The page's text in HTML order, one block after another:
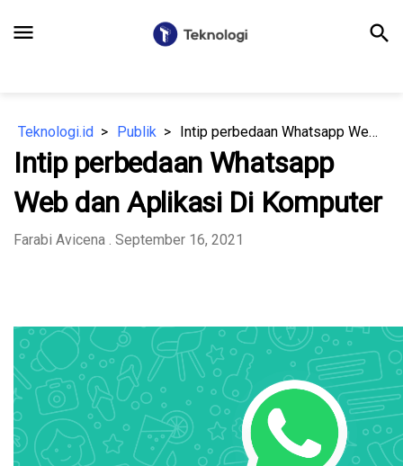
menu search
Teknologi.id Publik Intip perbedaan Whatsapp Web dan Aplikasi Di Komputer
Intip perbedaan Whatsapp
Web dan Aplikasi Di Komputer
Farabi Avicena . September 16, 2021